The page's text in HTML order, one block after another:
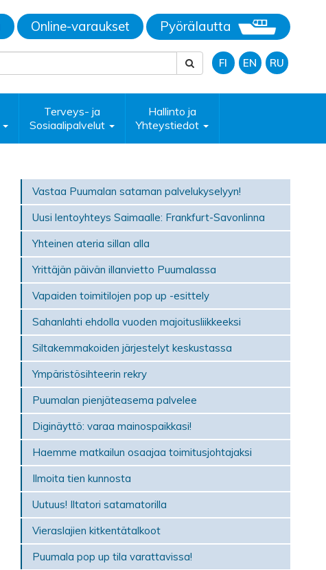
Online-varaukset Pyörälautta
FI EN RU
Terveys- ja
Sosiaalipalvelut
Hallinto ja
Yhteystiedot
Vastaa Puumalan sataman palvelukyselyyn!
Uusi lentoyhteys Saimaalle: Frankfurt-Savonlinna
Yhteinen ateria sillan alla
Yrittäjän päivän illanvietto Puumalassa
Vapaiden toimitilojen pop up -esittely
Sahanlahti ehdolla vuoden majoitusliikkeeksi
Siltakemmakoiden järjestelyt keskustassa
Ympäristösihteerin rekry
Puumalan pienjäteasema palvelee
Diginäyttö: varaa mainospaikkasi!
Haemme matkailun osaajaa toimitusjohtajaksi
Ilmoita tien kunnosta
Uutuus! Iltatori satamatorilla
Vieraslajien kitkentätalkoot
Puumala pop up tila varattavissa!